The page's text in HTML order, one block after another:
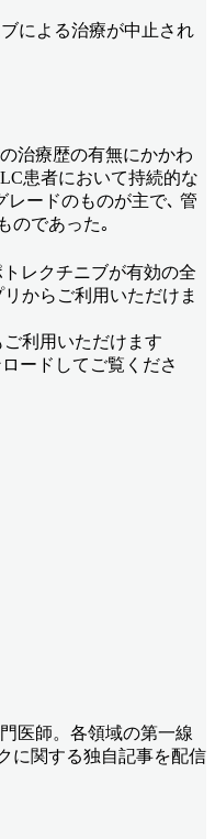
による治療が中止され
治療歴の有無にかかわ
患者において持続的な
レードのものが主で､ 管
のであった｡
トレクチニブが有効の全
からご利用いただけま
利用いただけます
ードしてご覧くださ
医師。各領域の第一線
に関する独自記事を配信